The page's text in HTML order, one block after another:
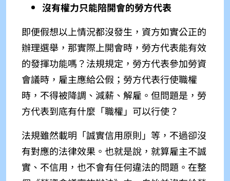
沒有權力只能陪開會的勞方代表
即便假想以上情況都沒發生，資方如實公正的
辦理選舉，那實際上開會時，勞方代表能有效
的發揮功能嗎？法規規定，勞方代表參加勞資
會議時，雇主應給公假；勞方代表行使職權
時，不得被降調、減薪、解雇。但問題是，勞
方代表到底有什麼「職權」可以行使？
法規雖然載明「誠實信用原則」等，不過卻沒
有對應的法律效果。也就是說，就算雇主不誠
實、不信用，也不會有任何違法的問題。在整